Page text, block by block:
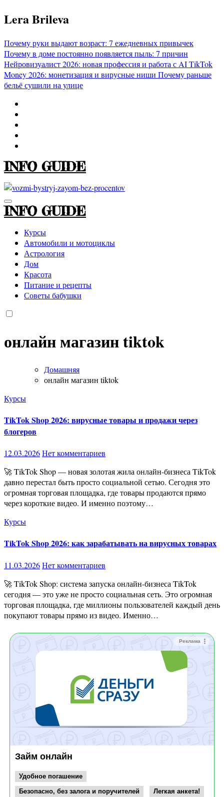
Перейти
к
Lera Brileva
Почему руки выдают возраст: 7 ежедневных привычек
Почему в доме постоянно появляется пыль: 7 причин
Нейровизуалист 2026: новая профессия и работа с AITikTok
Money 2026: монетизация и вирусные ниши Почему раньше
бельё сушили на улице
INFO GUIDE
INFO GUIDE
Курсы
Автомобили и мотоциклы
Астрология
Дом
Красота
Питание и рецепты
Советы бабушки
онлайн магазин tiktok
Домашняя
онлайн магазин tiktok
Курсы
TikTok Shop 2026: вирусные товары и продажи через
блогеров
12.03.2026Нет комментариев
🚀 TikTok Shop — новая золотая жила онлайн-бизнеса TikTok
давно перестал быть просто социальной сетью. Сегодня это
огромная торговая площадка, где товары продаются прямо
через короткие видео. И именно поэтому…
Курсы
TikTok Shop 2026: как зарабатывать на вирусных товарах
11.03.2026Нет комментариев
🚀 TikTok Shop: система запуска онлайн-бизнеса TikTok
сегодня — это уже не просто социальная сеть. Это огромная
торговая площадка, где миллионы пользователей каждый день
покупают товары прямо из видео. Именно…
Реклама
Займ онлайн
Удобное погашение
Безопасно, без залога и поручителей
Легкая анкета!